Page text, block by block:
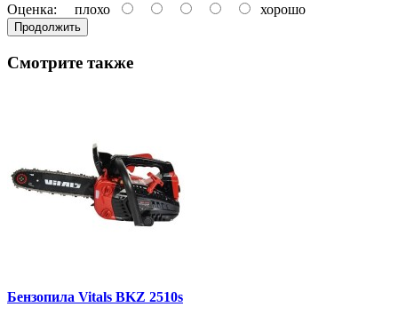
Оценка: плохо хорошо
Продолжить
Смотрите также
Бензопила Vitals BKZ 2510s